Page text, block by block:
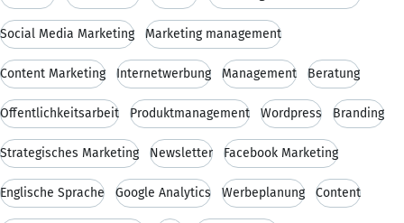
Social Media Marketing Marketing management
Content Marketing Internetwerbung Management Beratung
Öffentlichkeitsarbeit Produktmanagement Wordpress Branding
Strategisches Marketing Newsletter Facebook Marketing
Englische Sprache Google Analytics Werbeplanung Content